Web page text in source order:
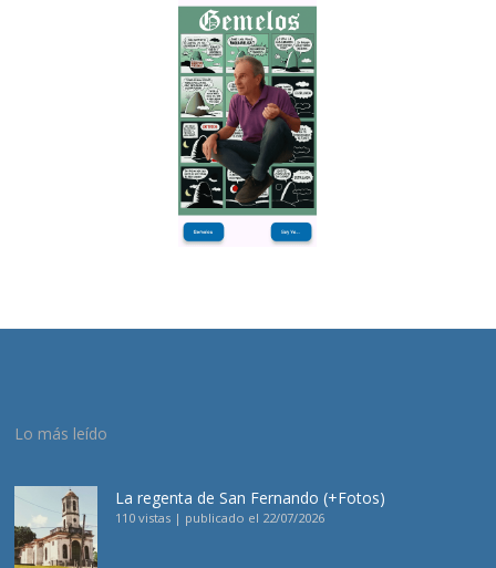
Lo más leído
La regenta de San Fernando (+Fotos)
110 vistas | publicado el 22/07/2026